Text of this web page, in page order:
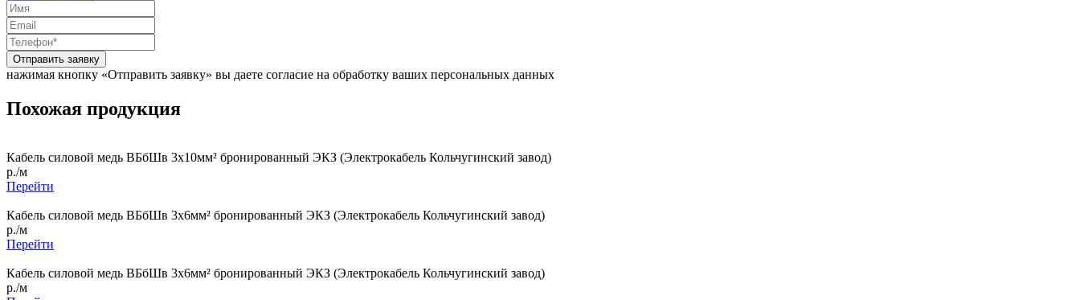
Отправить заявку
нажимая кнопку «Отправить заявку» вы даете согласие на обработку ваших персональных данных
Похожая продукция
Кабель силовой медь ВБбШв 3x10мм² бронированный ЭКЗ (Электрокабель Кольчугинский завод)
р./м
Перейти
Кабель силовой медь ВБбШв 3x6мм² бронированный ЭКЗ (Электрокабель Кольчугинский завод)
р./м
Перейти
Кабель силовой медь ВБбШв 3x6мм² бронированный ЭКЗ (Электрокабель Кольчугинский завод)
р./м